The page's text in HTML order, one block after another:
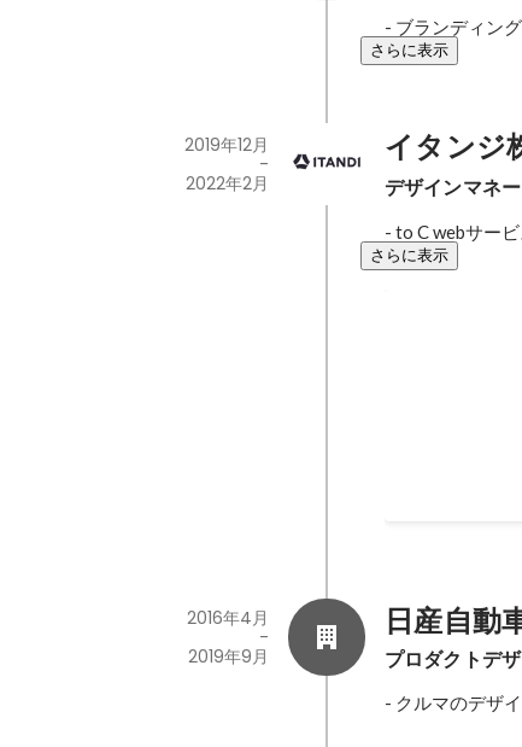
- ブランディン
さらに表示
イタンジ
デザインマネ
2019年12月
-
2022年2月
- to C webサー
さらに表示
日産自動
プロダクトデ
2016年4月
-
2019年9月
- クルマのデザ